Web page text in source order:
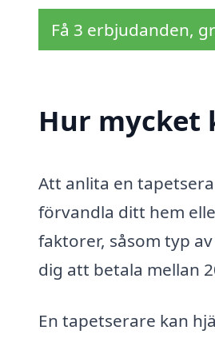
Få 3 erbjudanden,
Hur mycket
Att anlita en
förvandla ditt hem
faktorer, såsom typ
dig att betala mellan
En tapetserare kan